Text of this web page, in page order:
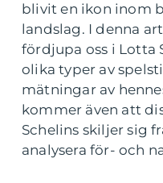
blivit en ikon inom
landslag. I denna
fördjupa oss i Lotta
olika typer av
mätningar av
kommer även att
Schelins skiljer sig
analysera för- och